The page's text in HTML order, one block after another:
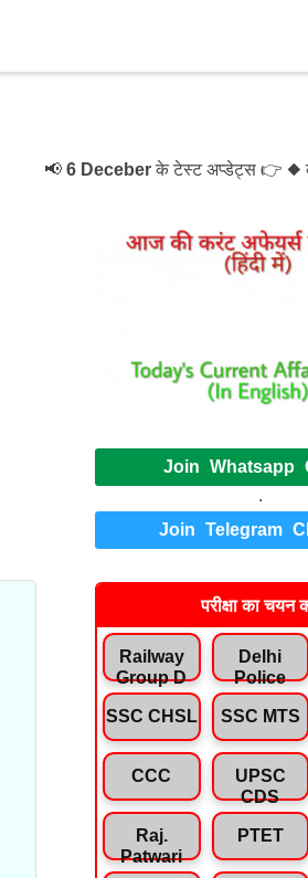
6 Deceberके टेस्ट अप्डेट्स 👉 ◆ करंट
Join Whatsapp
.
Join Telegram
परीक्षा का चयन
Railway
Group D
Delhi
Police
SSC CHSL SSC MTS
CCC
UPSC
CDS
Raj.
Patwari
PTET